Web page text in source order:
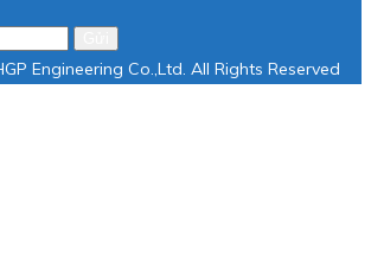
Engineering Co.,Ltd. All Rights Reserved